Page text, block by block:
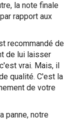
la note finale
rapport aux
recommandé de
de lui laisser
vrai. Mais, il
qualité. C'est la
de votre
panne, notre